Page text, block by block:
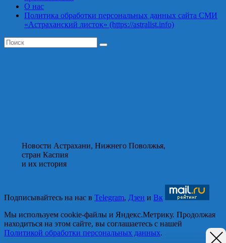
О нас
Политика обработки персональных данных сайта СМИ
«Астраханский листок» (https://astralist.info)
Новости Астрахани, Нижнего Поволжья,
стран Каспия
и их история
Подписывайтесь на нас в Telegram, Дзен и Вк
Мы используем cookie-файлы и Яндекс.Метрику. Продолжая
находиться на этом сайте, вы соглашаетесь с нашей
Политикой обработки персональных данных.